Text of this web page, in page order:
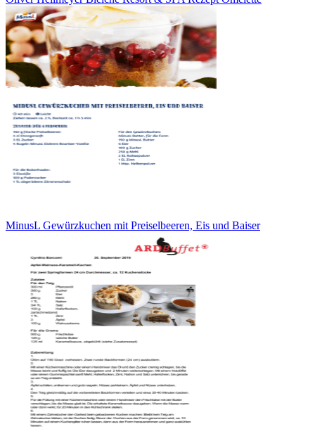
MinusL Gewürzkuchen mit Preiselbeeren, Eis und Baiser